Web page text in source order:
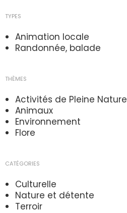
TYPES
Animation locale
Randonnée, balade
THÈMES
Activités de Pleine Nature
Animaux
Environnement
Flore
CATÉGORIES
Culturelle
Nature et détente
Terroir